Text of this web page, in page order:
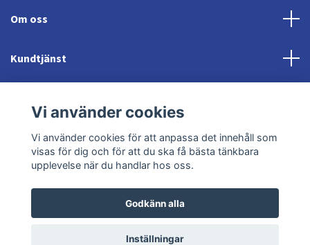
Om oss
Kundtjänst
Sociala medier
© 2026 Jonröds EquishopPowered by Quickbutik
Vi använder cookies
Vi använder cookies för att anpassa det innehåll som
visas för dig och för att du ska få bästa tänkbara
upplevelse när du handlar hos oss.
Godkänn alla
Inställningar